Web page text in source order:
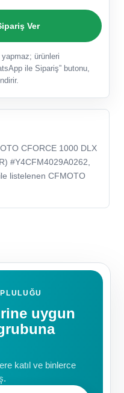
Ver
ürünleri
ile Sipariş” butonu,
CFORCE 1000 DLX
#Y4CFM4029A0262,
listelenen CFMOTO
uygun
katıl ve binlerce